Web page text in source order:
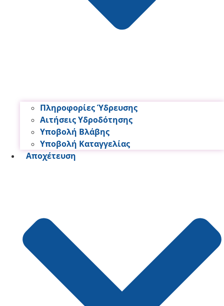
Πληροφορίες Ύδρευσης
Αιτήσεις Υδροδότησης
Υποβολή Βλάβης
Υποβολή Καταγγελίας
Αποχέτευση